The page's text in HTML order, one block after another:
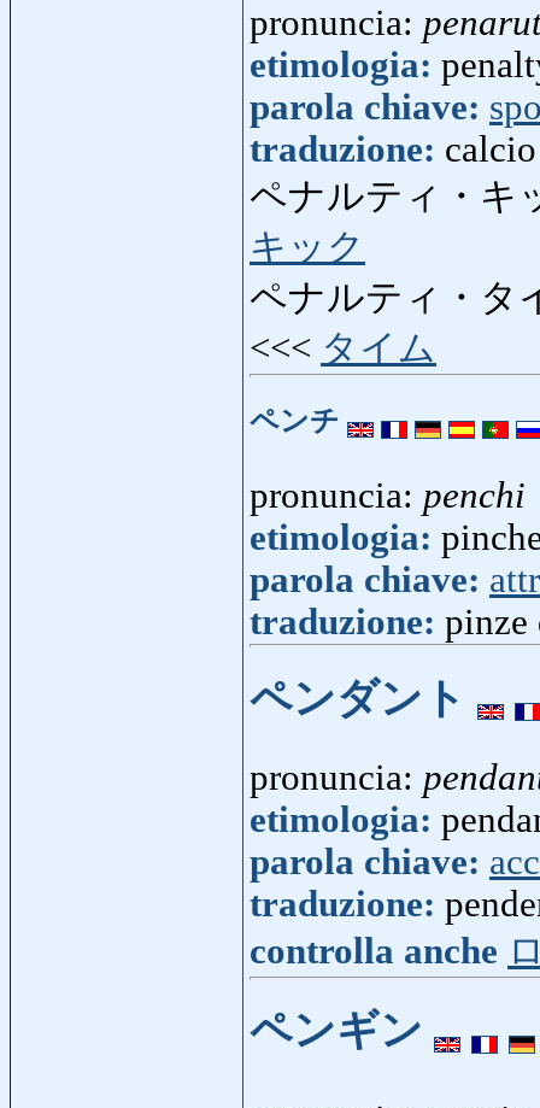
pronuncia:
etimologia:
parola chiave:
traduzione:
ペナルティ・キ
キック
ペナルティ・タ
<<< タイム
ペンチ
pronuncia: penchi
etimologia:
parola chiave:
traduzione: pinze
ペンダント
pronuncia:
etimologia:
parola chiave:
traduzione:
controlla anche
ペンギン